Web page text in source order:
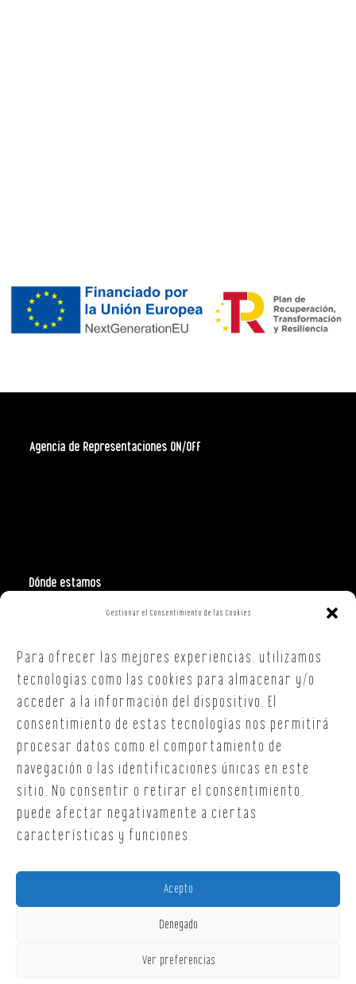
Gestionar el Consentimiento de las Cookies
Para ofrecer las mejores experiencias, utilizamos
tecnologías como las cookies para almacenar y/o
acceder a la información del dispositivo. El
consentimiento de estas tecnologías nos permitirá
procesar datos como el comportamiento de
navegación o las identificaciones únicas en este
sitio. No consentir o retirar el consentimiento,
puede afectar negativamente a ciertas
características y funciones.
Acepto
Denegado
Ver preferencias
Agencia de Representaciones ON/OFF
Dónde estamos
Polign. Ind. Costa Vella
15707, Santiago de Compostela
A Coruña
T. +34 654 30 90 36